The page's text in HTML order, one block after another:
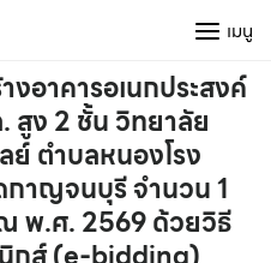
เมนู
งอาคารอเนกประสงค์
สูง 2 ชั้น วิทยาลัย
ตำบลหนองโรง
าญจนบุรี จำนวน 1
พ.ศ. 2569 ด้วยวิธี